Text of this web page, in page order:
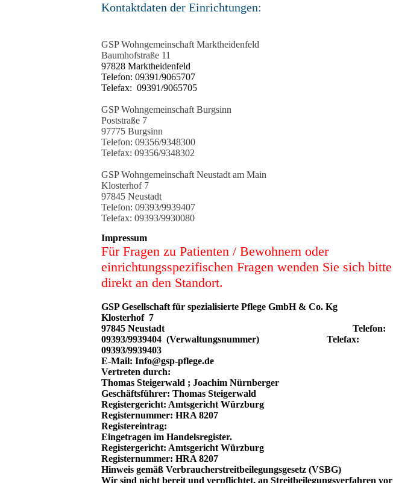
Kontaktdaten der Einrichtungen:
GSP Wohngemeinschaft Marktheidenfeld
Baumhofstraße 11
97828 Marktheidenfeld
Telefon: 09391/9065707
Telefax: 09391/9065705
GSP Wohngemeinschaft Burgsinn
Poststraße 7
97775 Burgsinn
Telefon: 09356/9348300
Telefax: 09356/9348302
GSP Wohngemeinschaft Neustadt am Main
Klosterhof 7
97845 Neustadt
Telefon: 09393/9939407
Telefax: 09393/9930080
Impressum
Für Fragen zu Patienten / Bewohnern oder
einrichtungsspezifischen Fragen wenden Sie sich bitte
direkt an den Standort.
GSP Gesellschaft für spezialisierte Pflege GmbH & Co. Kg
Klosterhof 7
97845 Neustadt Telefon:
09393/9939404 (Verwaltungsnummer) Telefax:
09393/9939403
E-Mail: Info@gsp-pflege.de
Vertreten durch:
Thomas Steigerwald ; Joachim Nürnberger
Geschäftsführer: Thomas Steigerwald
Registergericht: Amtsgericht Würzburg
Registernummer: HRA 8207
Registereintrag:
Eingetragen im Handelsregister.
Registergericht: Amtsgericht Würzburg
Registernummer: HRA 8207
Hinweis gemäß Verbraucherstreitbeilegungsgesetz (VSBG)
Wir sind nicht bereit und verpflichtet, an Streitbeilegungsverfahren vor